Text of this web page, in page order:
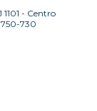
1101 - Centro
730